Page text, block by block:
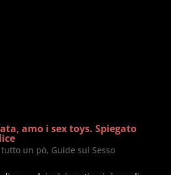
amo i sex toys. Spiegato
tutto un pò, Guide sul Sesso